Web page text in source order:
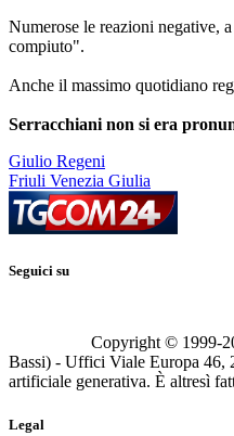
Numerose le reazioni negative,
compiuto".
Anche il massimo quotidiano
Serracchiani non si era
Giulio Regeni
Friuli Venezia Giulia
Seguici su
Copyright © 1999-
Bassi) - Uffici Viale Europa 46,
artificiale generativa. È altresì
Legal